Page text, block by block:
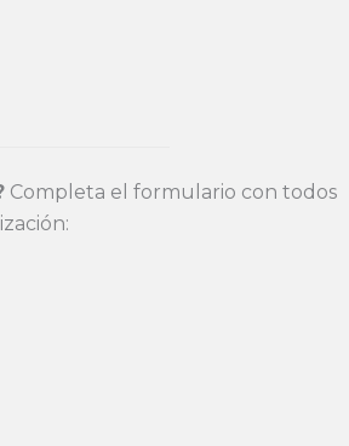
Completa el formulario con todos